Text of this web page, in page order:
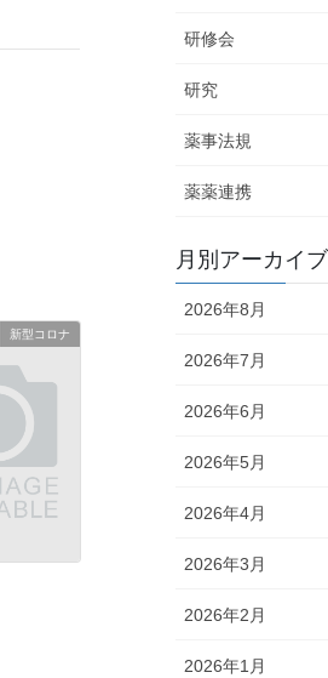
新型コロナ
研修会
研究
薬事法規
薬薬連携
月別アーカイブ
2026年8月
2026年7月
2026年6月
2026年5月
2026年4月
2026年3月
2026年2月
2026年1月